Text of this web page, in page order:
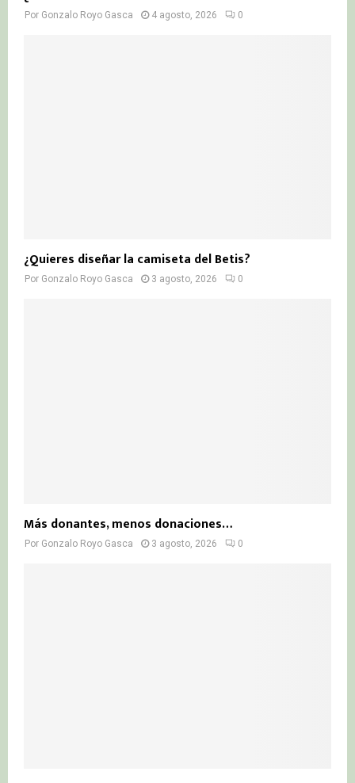
Por Gonzalo Royo Gasca 4 agosto, 2026 0
¿Quieres diseñar la camiseta del Betis?
Por Gonzalo Royo Gasca 3 agosto, 2026 0
Más donantes, menos donaciones…
Por Gonzalo Royo Gasca 3 agosto, 2026 0